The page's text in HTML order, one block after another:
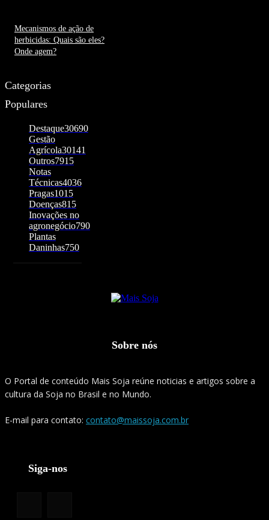
Mecanismos de ação de
herbicidas: Quais são eles?
Onde agem?
Categorias
Populares
Destaque30690
Gestão
Agrícola30141
Outros7915
Notas
Técnicas4036
Pragas1015
Doenças815
Inovações no
agronegócio790
Plantas
Daninhas750
Sobre nós
O Portal de conteúdo Mais Soja reúne noticias e artigos sobre a
cultura da Soja no Brasil e no Mundo.
E-mail para contato: contato@maissoja.com.br
Siga-nos